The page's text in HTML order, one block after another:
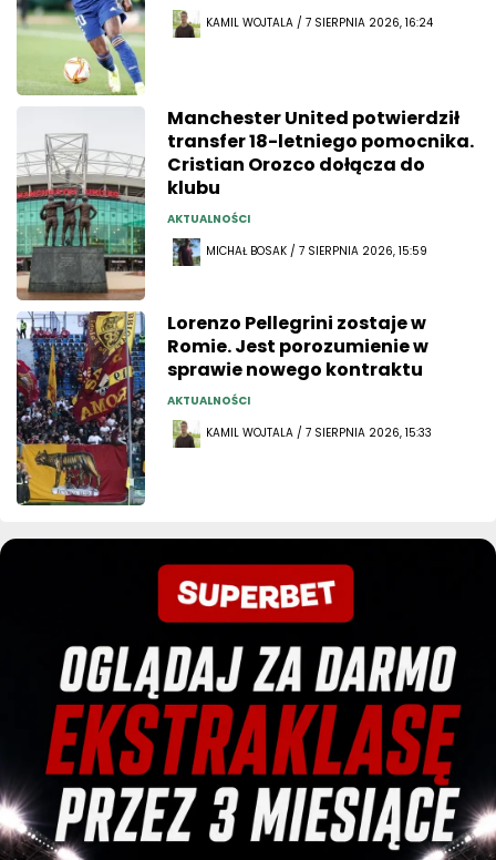
KAMIL WOJTALA / 7 SIERPNIA 2026, 16:24
Manchester United potwierdził
transfer 18-letniego pomocnika.
Cristian Orozco dołącza do
klubu
AKTUALNOŚCI
MICHAŁ BOSAK / 7 SIERPNIA 2026, 15:59
Lorenzo Pellegrini zostaje w
Romie. Jest porozumienie w
sprawie nowego kontraktu
AKTUALNOŚCI
KAMIL WOJTALA / 7 SIERPNIA 2026, 15:33